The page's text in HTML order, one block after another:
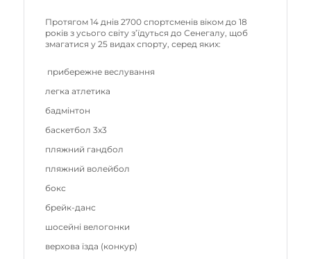
Протягом 14 днів 2700 спортсменів віком до 18
років з усього світу з’їдуться до Сенегалу, щоб
змагатися у 25 видах спорту, серед яких:
прибережне веслування
легка атлетика
бадмінтон
баскетбол 3х3
пляжний гандбол
пляжний волейбол
бокс
брейк-данс
шосейні велогонки
верхова їзда (конкур)